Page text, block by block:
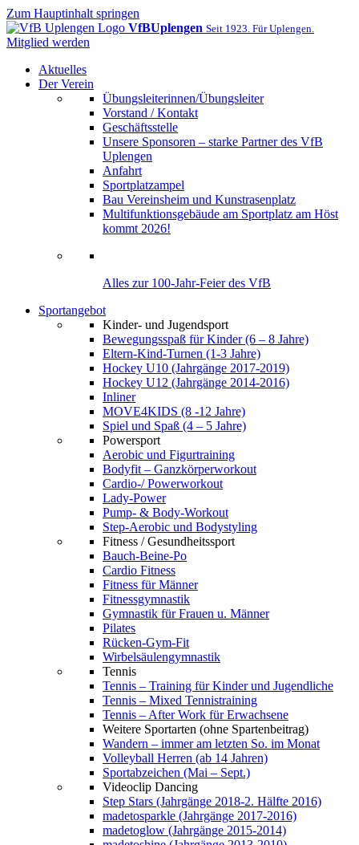
Zum Hauptinhalt springen
VfBUplengen Seit 1923. Für Uplengen.
Mitglied werden
Aktuelles
Der Verein
Übungsleiterinnen/Übungsleiter
Vorstand / Kontakt
Geschäftsstelle
Unsere Sponsoren – starke Partner des VfB
Uplengen
Anfahrt
Sportplatzampel
Bau Vereinsheim und Kunstrasenplatz
Multifunktionsgebäude am Sportplatz am Höst
kommt 2026!
Alles zur 100-Jahr-Feier des VfB
Sportangebot
Kinder- und Jugendsport
Bewegungsspaß für Kinder (6 – 8 Jahre)
Eltern-Kind-Turnen (1-3 Jahre)
Hockey U10 (Jahrgänge 2017-2019)
Hockey U12 (Jahrgänge 2014-2016)
Inliner
MOVE4KIDS (8 -12 Jahre)
Spiel und Spaß (4 – 5 Jahre)
Powersport
Aerobic und Figurtraining
Bodyfit – Ganzkörperworkout
Cardio-/ Powerworkout
Lady-Power
Pump- & Body-Workout
Step-Aerobic und Bodystyling
Fitness / Gesundheitssport
Bauch-Beine-Po
Cardio Fitness
Fitness für Männer
Fitnessgymnastik
Gymnastik für Frauen u. Männer
Pilates
Rücken-Gym-Fit
Wirbelsäulengymnastik
Tennis
Tennis – Training für Kinder und Jugendliche
Tennis – Mixed Tennistraining
Tennis – After Work für Erwachsene
Weitere Sportarten (ohne Spartenbeitrag)
Wandern – immer am letzten So. im Monat
Volleyball Herren (ab 14 Jahren)
Sportabzeichen (Mai – Sept.)
Videoclip Dancing
Step Stars (Jahrgänge 2018-2. Hälfte 2016)
madetosparkle (Jahrgänge 2017-2016)
madetoglow (Jahrgänge 2015-2014)